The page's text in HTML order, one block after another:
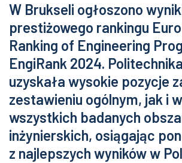
W Brukseli ogłoszono
prestiżowego rankingu
Ranking of Engineering
EngiRank 2024.
uzyskała wysokie pozycje
zestawieniu ogólnym, jak i
wszystkich badanych
inżynierskich, osiągając
z najlepszych wyników w